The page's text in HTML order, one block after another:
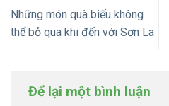
Những món quà biếu không
thể bỏ qua khi đến với Sơn La
Để lại một bình luận